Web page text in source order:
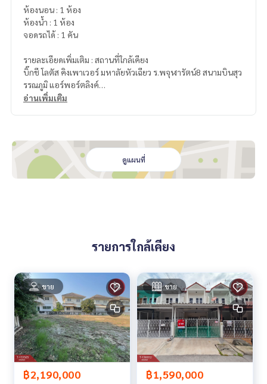
ห้องนอน : 1 ห้อง
ห้องน้ำ : 1 ห้อง
จอดรถได้ : 1 คัน
รายละเอียดเพิ่มเติม : สถานที่ใกล้เคียง
บิ๊กชี โลตัส คิงเพาเวอร์ มหาลัยหัวเฉียว ร.พจุฬารัตน์8 สนามบินสุว
รรณภูมิ แอร์พอร์ตลิงค์
0.79106900
**เรามีบริการจัดสินเชื่อให้ฟรี พร้อมยินดีให้คำปรึกษา มีให้เลือกทุ
ไก่ (รหัสตัวแทน 6838)
Callcenter : 02-047-4282
สนใจดูทรัพย์อื่นๆ เพิ่มเติม มากกว่า 3,000 รายการ
www.tb.co.th
The Best Property Agent CO,.LTD. ผู้นำด้านธุรกิจนายหน้า ตัวแ
ทนอสังหาริมทรัพย์ครบวงจร ด้วยความเป็นมืออาชีพ ใช้เทคโนโล
ยี และ นวัตกรรมที่สร้างสรรค์ เพื่อส่งมอบบริการที่ดีที่สุดเพื่อคุณ ใ
อ่านเพิ่มเติม
ดูแผนที่
รายการใกล้เคียง
ขาย
฿2,190,000
ขาย
฿1,590,000